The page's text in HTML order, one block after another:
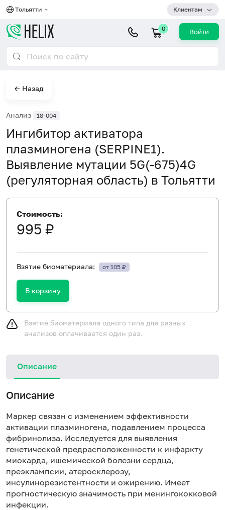
Тольятти Клиентам
0 Войти
← Назад
Анализ 18-004
Ингибитор активатора
плазминогена (SERPINE1).
Выявление мутации 5G(-675)4G
(регуляторная область) в Тольятти
Стоимость:
995 ₽
Взятие биоматериала: от 105 ₽
В корзину
Взятие биоматериала одного типа для разных
анализов оплачивается один раз.
Описание
Описание
Маркер связан с изменением эффективности
активации плазминогена, подавлением процесса
фибринолиза. Исследуется для выявления
генетической предрасположенности к инфаркту
миокарда, ишемической болезни сердца,
преэклампсии, атеросклерозу,
инсулинорезистентности и ожирению. Имеет
прогностическую значимость при менингококковой
инфекции.